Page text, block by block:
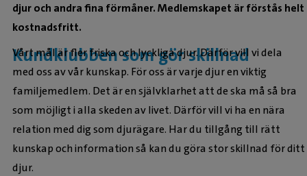
djur och andra fina förmåner. Medlemskapet är förstås helt
kostnadsfritt.
Kundklubben som gör skillnad
Vårt mål är fler friska och lyckliga djur. Därför vill vi dela
med oss av vår kunskap. För oss är varje djur en viktig
familjemedlem. Det är en självklarhet att de ska må så bra
som möjligt i alla skeden av livet. Därför vill vi ha en nära
relation med dig som djurägare. Har du tillgång till rätt
kunskap och information så kan du göra stor skillnad för ditt
djur.